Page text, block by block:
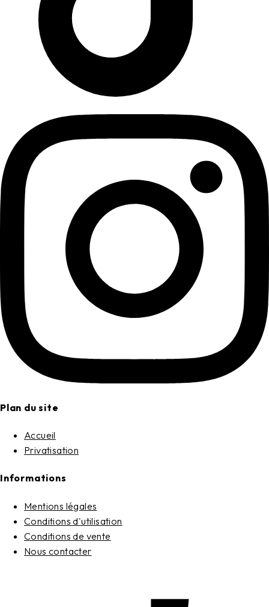
Plan du site
Accueil
Privatisation
Informations
Mentions légales
Conditions d'utilisation
Conditions de vente
Nous contacter